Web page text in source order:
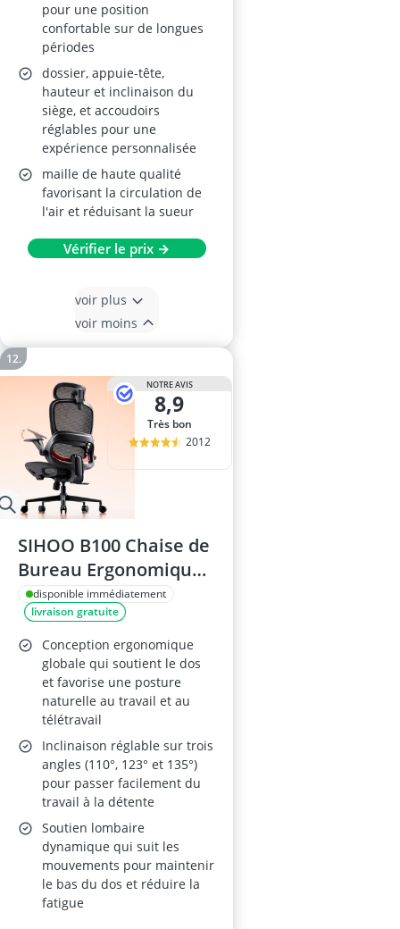
pour une position
confortable sur de longues
périodes
dossier, appuie-tête,
hauteur et inclinaison du
siège, et accoudoirs
réglables pour une
expérience personnalisée
maille de haute qualité
favorisant la circulation de
l'air et réduisant la sueur
Vérifier le prix →
voir plus
voir moins
NOTRE AVIS
8,9
Très bon
2012
SIHOO B100 Chaise de
Bureau Ergonomique
– Maille respirante,
soutien lombaire,
appui-tête large,
accoudoirs relevables,
inclinaison 90-135°,
noir, sans repose-
pieds
disponible immédiatement
livraison gratuite
Conception ergonomique
globale qui soutient le dos
et favorise une posture
naturelle au travail et au
télétravail
Inclinaison réglable sur trois
angles (110°, 123° et 135°)
pour passer facilement du
travail à la détente
Soutien lombaire
dynamique qui suit les
mouvements pour maintenir
le bas du dos et réduire la
fatigue